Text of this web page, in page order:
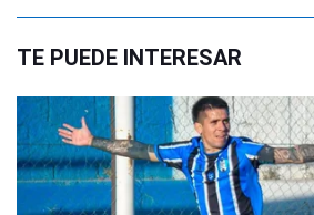
TE PUEDE INTERESAR